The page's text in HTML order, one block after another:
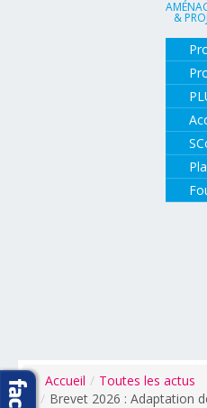
&
Accueil / Toutes les actus
/ Brevet 2026 : Adaptation